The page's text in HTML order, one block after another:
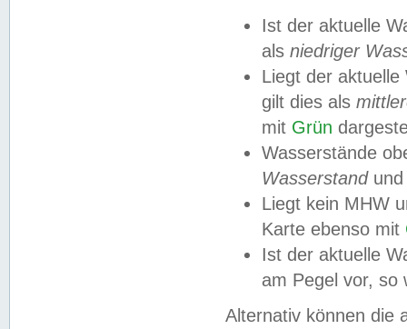
Ist der aktuelle
als niedriger
Liegt der
gilt dies als
mit Grün
Wasserstände
Wasserstandund
Liegt kein MHW
Karte ebenso mit
Ist der aktuelle
am Pegel vor,
Alternativ können die